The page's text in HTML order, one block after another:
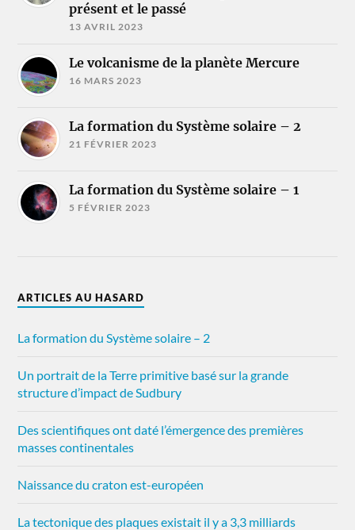
présent et le passé
13 AVRIL 2023
Le volcanisme de la planète Mercure
16 MARS 2023
La formation du Système solaire – 2
21 FÉVRIER 2023
La formation du Système solaire – 1
5 FÉVRIER 2023
ARTICLES AU HASARD
La formation du Système solaire – 2
Un portrait de la Terre primitive basé sur la grande
structure d’impact de Sudbury
Des scientifiques ont daté l’émergence des premières
masses continentales
Naissance du craton est-européen
La tectonique des plaques existait il y a 3,3 milliards